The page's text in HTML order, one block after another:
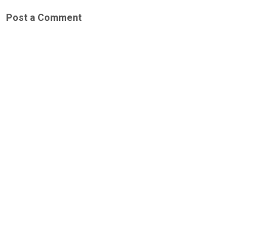
Post a Comment